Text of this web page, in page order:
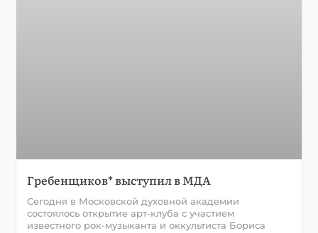
Гребенщиков* выступил в МДА
Сегодня в Московской духовной академии
состоялось открытие арт-клуба с участием
известного рок-музыканта и оккультиста Бориса